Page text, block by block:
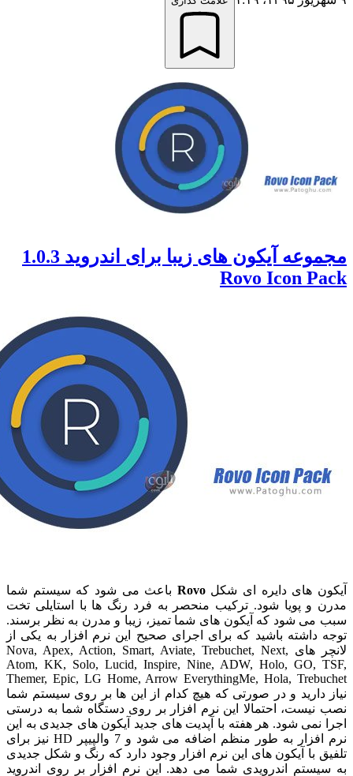
مجموعه آیکون های زیبا برای اندروید 1.0.3
Rovo Icon
های دایره ای شکل Rovoباعث می شود که سیستم شما
پویا شود. ترکیب منحصر به فرد رنگ ها با استایلی تخت
شود که آیکون های شما تمیز، زیبا و مدرن به نظر برسند.
باشید که برای اجرای صحیح این نرم افزار به یکی از
لانچر های Nova, Apex, Action, Smart, Aviate, Trebuchet, Next,
Atom, KK, Solo, Lucid, Inspire, Nine, ADW, Holo,
Themer, Epic, LG Home, Arrow EverythingMe, Hola,
و در صورتی که هیچ کدام از این ها بر روی سیستم شما
احتمالا این نرم افزار بر روی دستگاه شما به درستی
شود. هر هفته با آپدیت های جدید آیکون های جدیدی به این
نرم افزار به طور منظم اضافه می شود و 7 والپیپر HD نیز برای
با آیکون های این نرم افزار وجود دارد که رنگ و شکل جدیدی
اندرویدی شما می دهد. این نرم افزار بر روی اندروید